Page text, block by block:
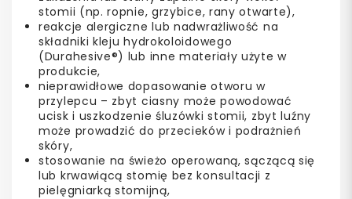
stomii (np. ropnie, grzybice, rany otwarte),
reakcje alergiczne lub nadwrażliwość na
składniki kleju hydrokoloidowego
(Durahesive®) lub inne materiały użyte w
produkcie,
nieprawidłowe dopasowanie otworu w
przylepcu – zbyt ciasny może powodować
ucisk i uszkodzenie śluzówki stomii, zbyt luźny
może prowadzić do przecieków i podrażnień
skóry,
stosowanie na świeżo operowaną, sączącą się
lub krwawiącą stomię bez konsultacji z
pielęgniarką stomijną,